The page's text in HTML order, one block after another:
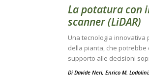
La potatura con
scanner (LiDAR)
Una tecnologia innovativa
della pianta, che
supporto alle decisioni
Di Davide Neri, Enrico M. Lodolini,